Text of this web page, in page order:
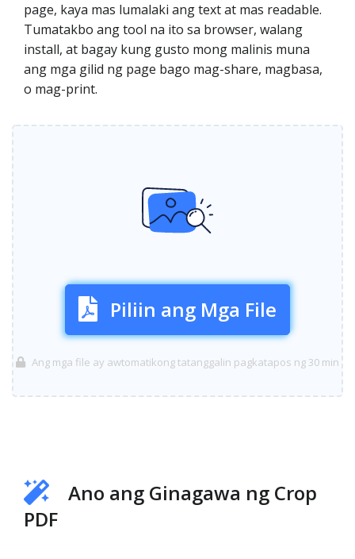
page, kaya mas lumalaki ang text at mas readable.
Tumatakbo ang tool na ito sa browser, walang
install, at bagay kung gusto mong malinis muna
ang mga gilid ng page bago mag-share, magbasa,
o mag-print.
Piliin ang Mga File
Ang mga file ay awtomatikong tatanggalin pagkatapos ng 30 min
Ano ang Ginagawa ng Crop
PDF